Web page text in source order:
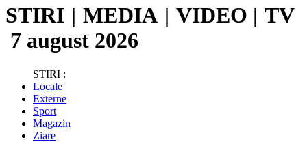
STIRI | MEDIA | VIDEO | TV
7 august 2026
STIRI :
Locale
Externe
Sport
Magazin
Ziare